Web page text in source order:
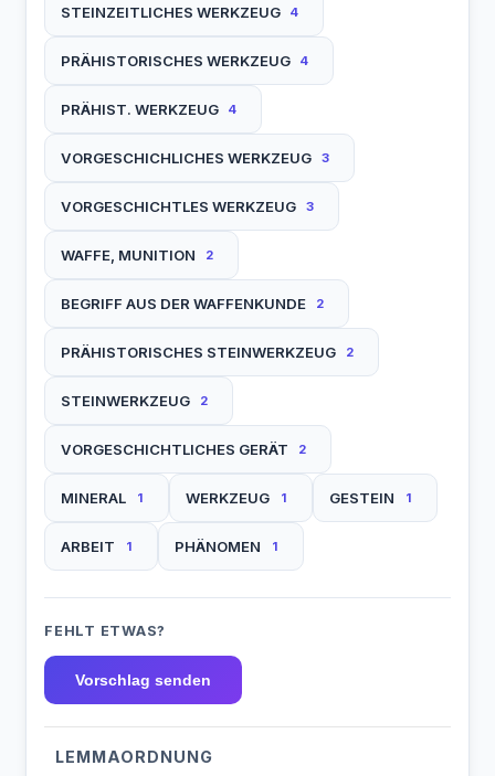
STEINZEITLICHES WERKZEUG 4
PRÄHISTORISCHES WERKZEUG 4
PRÄHIST. WERKZEUG 4
VORGESCHICHLICHES WERKZEUG 3
VORGESCHICHTLES WERKZEUG 3
WAFFE, MUNITION 2
BEGRIFF AUS DER WAFFENKUNDE 2
PRÄHISTORISCHES STEINWERKZEUG 2
STEINWERKZEUG 2
VORGESCHICHTLICHES GERÄT 2
MINERAL 1 WERKZEUG 1 GESTEIN 1
ARBEIT 1 PHÄNOMEN 1
FEHLT ETWAS?
Vorschlag senden
LEMMAORDNUNG